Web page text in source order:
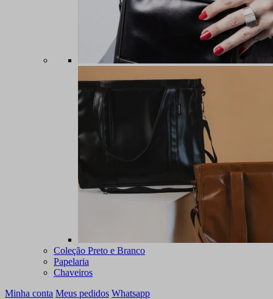
Coleção Preto e Branco
Papelaria
Chaveiros
Minha conta Meus pedidos Whatsapp